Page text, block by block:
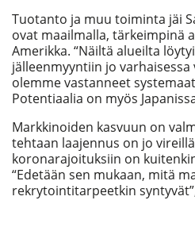
Tuotanto ja muu toiminta jäi
ovat maailmalla, tärkeimpinä
Amerikka. “Näiltä alueilta
jälleenmyyntiin jo varhaisessa
olemme vastanneet
Potentiaalia on myös
Markkinoiden kasvuun on
tehtaan laajennus on jo
koronarajoituksiin on
“Edetään sen mukaan, mitä
rekrytointitarpeetkin